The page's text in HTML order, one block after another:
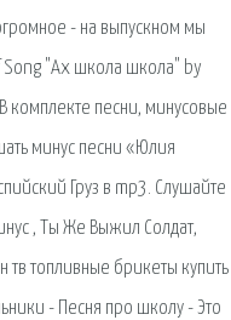
- на выпускном мы
Song "Ах школа школа" by
комплекте песни, минусовые
минус песни «Юлия
Груз в mp3. Слушайте
, Ты Же Выжил Солдат,
топливные брикеты купить
- Песня про школу - Это